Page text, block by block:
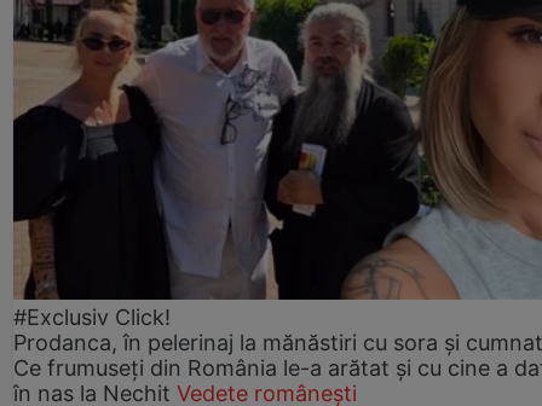
#Exclusiv Click!
Prodanca, în pelerinaj la mănăstiri cu sora și
Ce frumuseți din România le-a arătat și cu cine a
în nas la Nechit Vedete românești